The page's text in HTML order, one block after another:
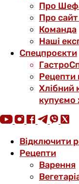
Про
Про
Команда
Наші
Спецпроєкти
Рецепти
Хлібний
купуємо
Відключити
Рецепти
Варення